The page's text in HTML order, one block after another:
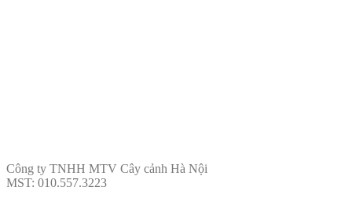
Công ty TNHH MTV Cây cảnh Hà Nội
MST: 010.557.3223